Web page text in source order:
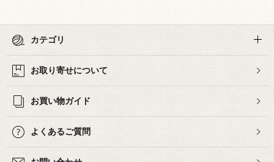
カテゴリ
お取り寄せについて
お買い物ガイド
よくあるご質問